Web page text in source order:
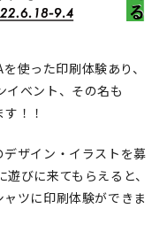
使った印刷体験あり、
イベント、その名も
！！
ザイン・イラストを募
びに来てもらえると、
ツに印刷体験ができま